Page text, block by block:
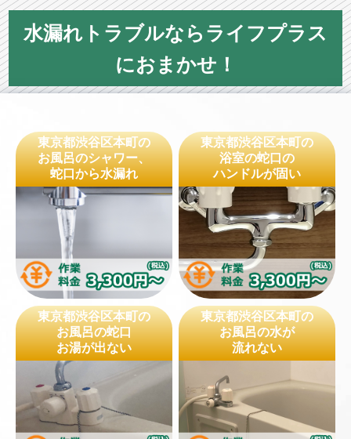
水漏れトラブルならライフプラス
におまかせ！
東京都渋谷区本町の
お風呂のシャワー、
蛇口から水漏れ
東京都渋谷区本町の
浴室の蛇口の
ハンドルが固い
東京都渋谷区本町の
お風呂の蛇口
お湯が出ない
東京都渋谷区本町の
お風呂の水が
流れない